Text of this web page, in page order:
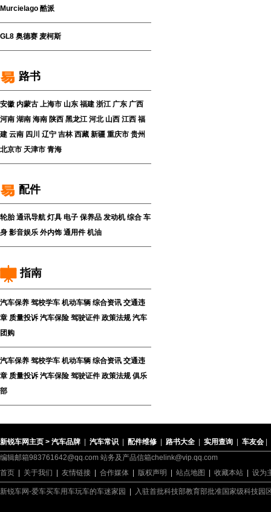
Murcielago 酷派
GL8 奥德赛 麦柯斯
路书
安徽 内蒙古 上海市 山东 福建 浙江 广东 广西
河南 湖南 海南 陕西 黑龙江 河北 山西 江西 福
建 云南 四川 辽宁 吉林 西藏 新疆 重庆市 贵州
北京市 天津市 青海
配件
轮胎 通讯导航 灯具 电子 保养品 发动机 综合 车
身 影音娱乐 外内饰 通用件 机油
指南
汽车保养 驾校学车 机动车辆 综合资讯 交通违
章 质量投诉 汽车保险 驾驶证件 政策法规 汽车
团购
汽车保养 驾校学车 机动车辆 综合资讯 交通违
章 质量投诉 汽车保险 驾驶证件 政策法规 俱乐
部
新锐车网主页 > 汽车品牌 汽车常识 配件维修 路书大全 实用查询 车友会
编辑邮箱983761642@qq.com 站务及产品信箱chelink@vip.qq.com
首页
关于我们 友情链接 合作媒体 版权声明 站点地图 收藏本站 设为
新锐车网-爱车买车用车玩车的车迷家园 入驻首批科技部教育部批准国家级科技园